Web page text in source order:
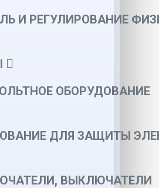
И РЕГУЛИРОВАНИЕ
ОБОРУДОВАНИЕ
ДЛЯ ЗАЩИТЫ
ВЫКЛЮЧАТЕЛИ